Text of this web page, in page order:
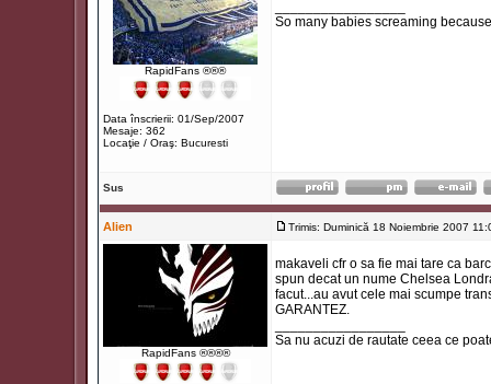
RapidFans ®®®
Data înscrierii: 01/Sep/2007
Mesaje: 362
Locaţie / Oraş: Bucuresti
So many babies screaming
Sus
Alien Trimis: Duminică 18 Noiembrie 2007
RapidFans ®®®®
makaveli cfr o sa fie mai tare ca
spun decat un nume Chelsea
facut...au avut cele mai scumpe
GARANTEZ.
Sa nu acuzi de rautate ceea ce